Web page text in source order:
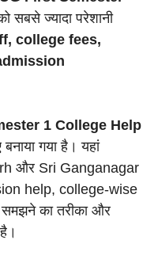
ज्यादा परेशानी
college fees,
1 College Help
गया है। यहां
और Sri Ganganagar
help, college-wise
का तरीका और